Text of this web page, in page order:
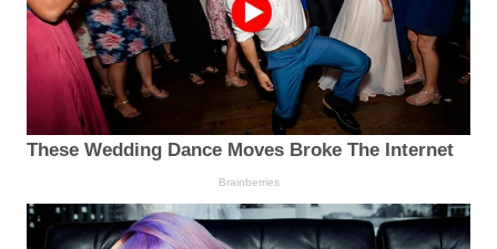
These Wedding Dance Moves Broke The Internet
Brainberries